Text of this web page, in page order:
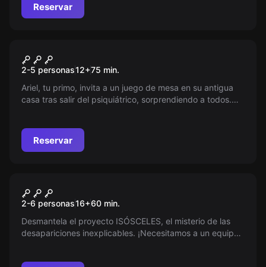
Reservar
El Juego de Ariel
2-5 personas12+75 min.
Ariel, tu primo, invita a un juego de mesa en su antigua
casa tras salir del psiquiátrico, sorprendiendo a todos.
Reservar
Bermudas
2-6 personas16+60 min.
Desmantela el proyecto ISÓSCELES, el misterio de las
desapariciones inexplicables. ¡Necesitamos a un equipo